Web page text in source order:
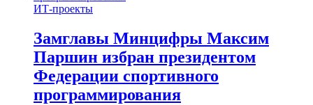
ИТ-проекты
Замглавы Минцифры Максим
Паршин избран президентом
Федерации спортивного
программирования